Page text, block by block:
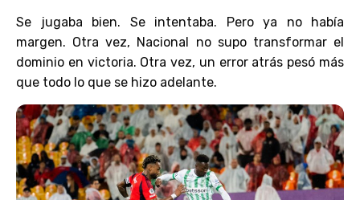
Se jugaba bien. Se intentaba. Pero ya no había
margen. Otra vez, Nacional no supo transformar el
dominio en victoria. Otra vez, un error atrás pesó más
que todo lo que se hizo adelante.